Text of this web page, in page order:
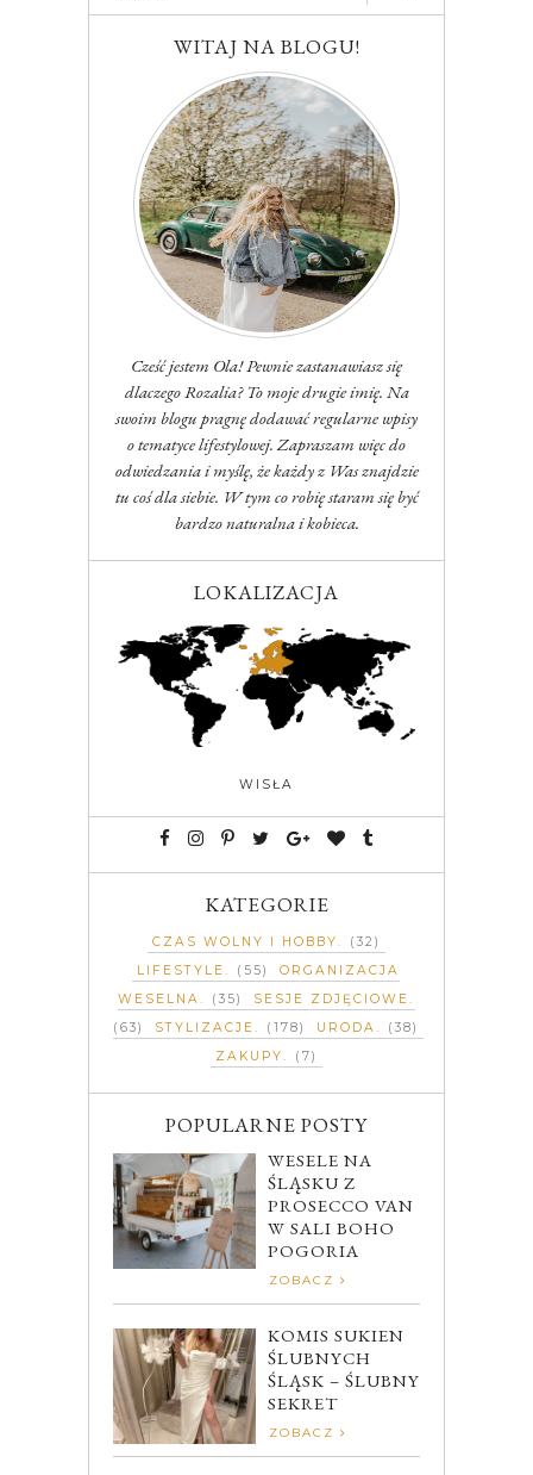
WITAJ NA BLOGU!
Cześć jestem Ola! Pewnie zastanawiasz się
dlaczego Rozalia? To moje drugie imię. Na
swoim blogu pragnę dodawać regularne wpisy
o tematyce lifestylowej. Zapraszam więc do
odwiedzania i myślę, że każdy z Was znajdzie
tu coś dla siebie. W tym co robię staram się być
bardzo naturalna i kobieca.
LOKALIZACJA
WISŁA
KATEGORIE
CZAS WOLNY I HOBBY
(32)
LIFESTYLE
(55)
ORGANIZACJA
WESELNA
(35)
SESJE ZDJĘCIOWE
(63)
STYLIZACJE (178) URODA
(38)
ZAKUPY
(7)
POPULARNE POSTY
WESELE NA
ŚLĄSKU Z
PROSECCO VAN
W SALI BOHO
POGORIA
ZOBACZ
KOMIS SUKIEN
ŚLUBNYCH
ŚLĄSK – ŚLUBNY
SEKRET
ZOBACZ